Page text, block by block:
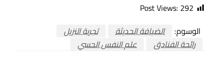
Post Views: 292
الوسوم:
الضيافة الحديثة
تجربة النزيل
رائحة الفنادق
علم النفس الحسي